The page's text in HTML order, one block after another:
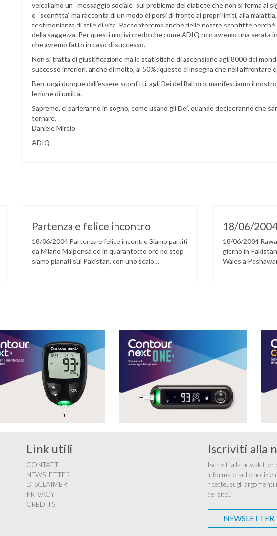
veicoliamo un “messaggio sociale” sul problema del diabete che non si ferma al
o “sconfitta” ma racconta di un modo di porsi di fronte ai propri limiti, alla
testimonianza di stile di vita. Racconteremo anche delle nostre sconfitte
della saggezza. Per questi motivi credo che come ADIQ non avremo una serata
che avremo fatto in caso di successo.
Non si tratta di giustificazione ma le statistiche di ascensione agli 8000 del
successo inferiori, anche di molto, al 50%; questo ci insegna che nell’affrontare
Ben lungi dunque dall’essere sconfitti, agli Dei del Baltoro, manifestiamo il
lezione di umiltà.
Sapremo, ci parleranno in sogno, come usano gli Dei, quando decideranno che
tornare.
Daniele Mirolo
ADIQ
Partenza e felice incontro
18/06/2004 Partenza e felice incontro Siamo partiti
da Milano Malpensa ed in quarantotto ore no stop
siamo planati sul Pakistan, con uno scalo
18/06/
18/06/2004
giorno in
Wales a
Link utili
CONTATTI
NEWSLETTER
DISCLAIMER
PRIVACY
CREDITS
Iscriviti alla
Iscriviti alla newsletter
informato sulle notizie
ricette, sugli argomenti
del sito.
NEWSLETTER